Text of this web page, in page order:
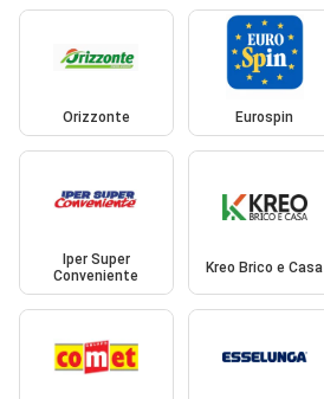
Orizzonte Eurospin
Iper Super
Conveniente
Kreo Brico e Casa